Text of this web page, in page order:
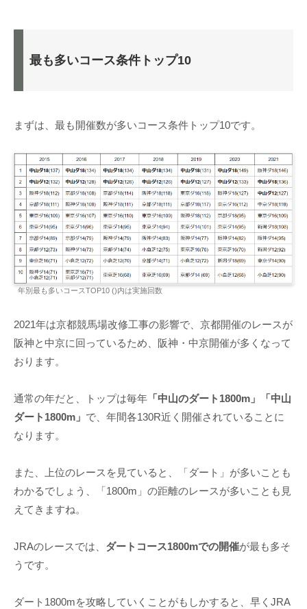
最も多いコース条件トップ10
まずは、最も開催数が多いコース条件トップ10です。
年別最も多いコースTOP10 ()内は実施回数
2021年は京都競馬場改修工事の影響で、京都開催のレースが
阪神と中京に回っているため、阪神・中京開催が多くなって
おります。
通常の年だと、トップは毎年 「中山のダート1800m」「中山
ダート1800m」 で、年間各130R近く開催されていることに
なります。
また、上位のレースを見ていると、「ダート」が多いことも
わかるでしょう、「1800m」の距離のレースが多いことも見
えてきますね。
JRAのレースでは、 ダートコース1800mでの開催が最も多そ
うです。
ダート1800mを攻略していくことがもしかすると、早くJRA